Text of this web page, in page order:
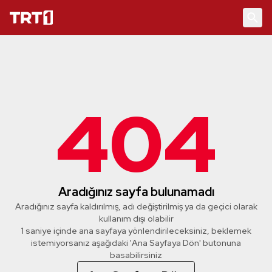
404
Aradığınız sayfa bulunamadı
Aradığınız sayfa kaldırılmış, adı değiştirilmiş ya da geçici olarak
kullanım dışı olabilir
1 saniye içinde ana sayfaya yönlendirileceksiniz, beklemek
istemiyorsanız aşağıdaki 'Ana Sayfaya Dön' butonuna
basabilirsiniz